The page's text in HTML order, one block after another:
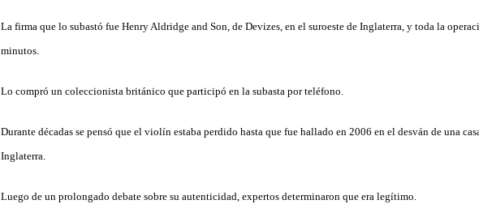
La firma que lo subastó fue Henry Aldridge and Son, de Devizes, en el suroeste de Inglaterra, y toda la
minutos.
Lo compró un coleccionista británico que participó en la subasta por teléfono.
Durante décadas se pensó que el violín estaba perdido hasta que fue hallado en 2006 en el desván de una
Inglaterra.
Luego de un prolongado debate sobre su autenticidad, expertos determinaron que era legítimo.